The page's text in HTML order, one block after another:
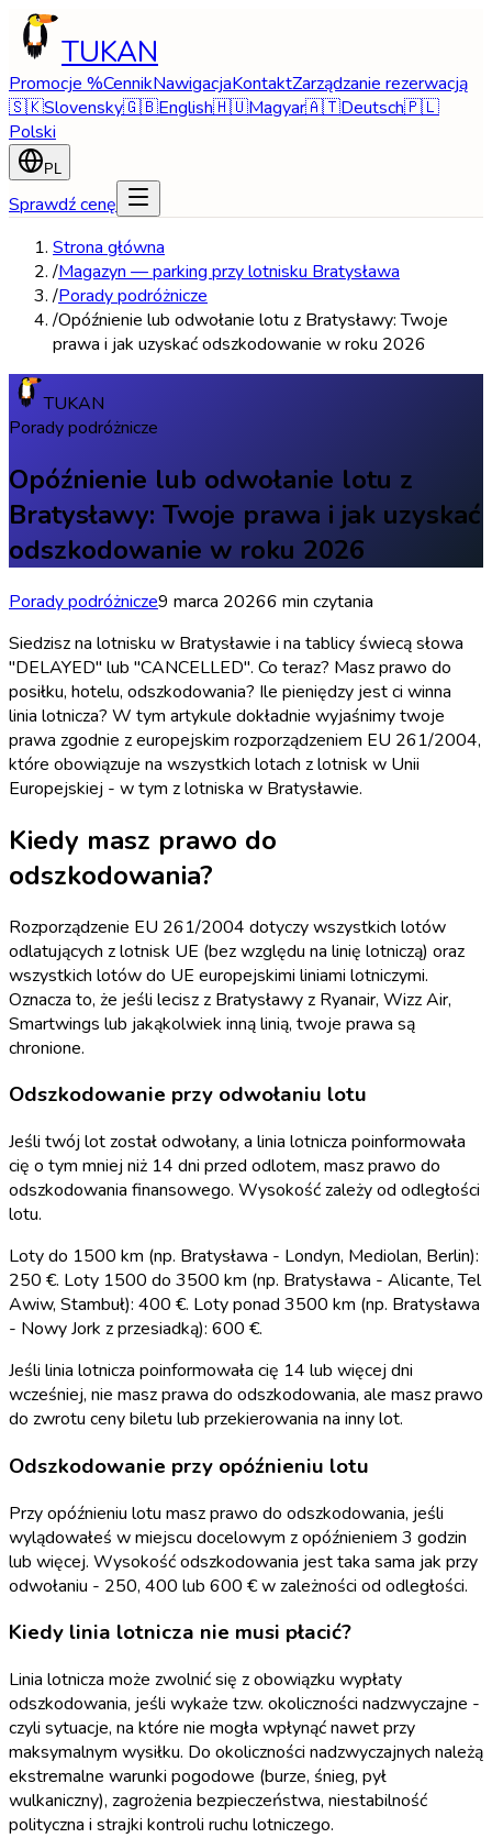
TUKAN
Promocje %CennikNawigacjaKontaktZarządzanie rezerwacją
🇸🇰Slovensky🇬🇧English🇭🇺Magyar🇦🇹Deutsch🇵🇱
Polski
PL
Sprawdź cenę
Strona główna
/Magazyn — parking przy lotnisku Bratysława
/Porady podróżnicze
/Opóźnienie lub odwołanie lotu z Bratysławy: Twoje
prawa i jak uzyskać odszkodowanie w roku 2026
TUKAN
Porady podróżnicze
Opóźnienie lub odwołanie lotu z
Bratysławy: Twoje prawa i jak uzyskać
odszkodowanie w roku 2026
Porady podróżnicze9 marca 20266 min czytania
Siedzisz na lotnisku w Bratysławie i na tablicy świecą słowa
"DELAYED" lub "CANCELLED". Co teraz? Masz prawo do
posiłku, hotelu, odszkodowania? Ile pieniędzy jest ci winna
linia lotnicza? W tym artykule dokładnie wyjaśnimy twoje
prawa zgodnie z europejskim rozporządzeniem EU 261/2004,
które obowiązuje na wszystkich lotach z lotnisk w Unii
Europejskiej - w tym z lotniska w Bratysławie.
Kiedy masz prawo do
odszkodowania?
Rozporządzenie EU 261/2004 dotyczy wszystkich lotów
odlatujących z lotnisk UE (bez względu na linię lotniczą) oraz
wszystkich lotów do UE europejskimi liniami lotniczymi.
Oznacza to, że jeśli lecisz z Bratysławy z Ryanair, Wizz Air,
Smartwings lub jakąkolwiek inną linią, twoje prawa są
chronione.
Odszkodowanie przy odwołaniu lotu
Jeśli twój lot został odwołany, a linia lotnicza poinformowała
cię o tym mniej niż 14 dni przed odlotem, masz prawo do
odszkodowania finansowego. Wysokość zależy od odległości
lotu.
Loty do 1500 km (np. Bratysława - Londyn, Mediolan, Berlin):
250 €. Loty 1500 do 3500 km (np. Bratysława - Alicante, Tel
Awiw, Stambuł): 400 €. Loty ponad 3500 km (np. Bratysława
- Nowy Jork z przesiadką): 600 €.
Jeśli linia lotnicza poinformowała cię 14 lub więcej dni
wcześniej, nie masz prawa do odszkodowania, ale masz prawo
do zwrotu ceny biletu lub przekierowania na inny lot.
Odszkodowanie przy opóźnieniu lotu
Przy opóźnieniu lotu masz prawo do odszkodowania, jeśli
wylądowałeś w miejscu docelowym z opóźnieniem 3 godzin
lub więcej. Wysokość odszkodowania jest taka sama jak przy
odwołaniu - 250, 400 lub 600 € w zależności od odległości.
Kiedy linia lotnicza nie musi płacić?
Linia lotnicza może zwolnić się z obowiązku wypłaty
odszkodowania, jeśli wykaże tzw. okoliczności nadzwyczajne -
czyli sytuacje, na które nie mogła wpłynąć nawet przy
maksymalnym wysiłku. Do okoliczności nadzwyczajnych należą
ekstremalne warunki pogodowe (burze, śnieg, pył
wulkaniczny), zagrożenia bezpieczeństwa, niestabilność
polityczna i strajki kontroli ruchu lotniczego.